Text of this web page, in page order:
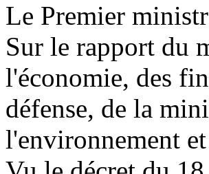
Le Premier
Sur le rapport du
l'économie, des
défense, de la
l'environnement